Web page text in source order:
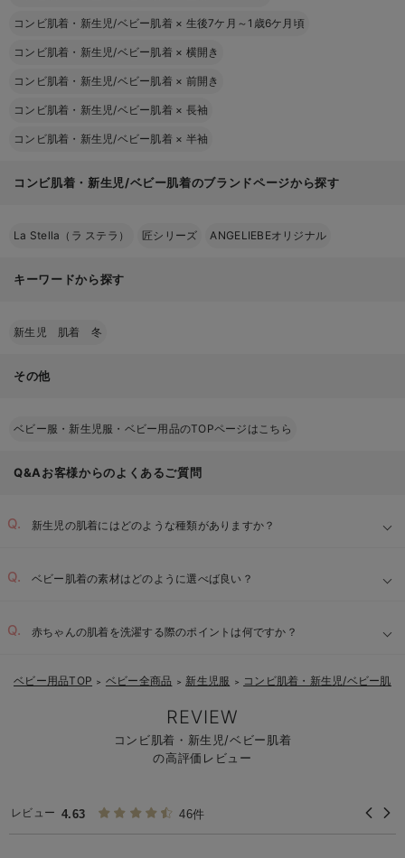
コンビ肌着・新生児/ベビー肌着 × 生後7ケ月～1歳6ケ月頃
コンビ肌着・新生児/ベビー肌着 × 横開き
コンビ肌着・新生児/ベビー肌着 × 前開き
コンビ肌着・新生児/ベビー肌着 × 長袖
コンビ肌着・新生児/ベビー肌着 × 半袖
コンビ肌着・新生児/ベビー肌着のブランドページから探す
La Stella（ラ ステラ） 匠シリーズ ANGELIEBEオリジナル
キーワードから探す
新生児 肌着 冬
その他
ベビー服・新生児服・ベビー用品のTOPページはこちら
Q&Aお客様からのよくあるご質問
新生児の肌着にはどのような種類がありますか？
ベビー肌着の素材はどのように選べば良い？
赤ちゃんの肌着を洗濯する際のポイントは何ですか？
ベビー用品TOP ＞ ベビー全商品 ＞ 新生児服 ＞ コンビ肌着・新生児/ベビー肌着
REVIEW
コンビ肌着・新生児/ベビー肌着
の高評価レビュー
レビュー 4.63 46件